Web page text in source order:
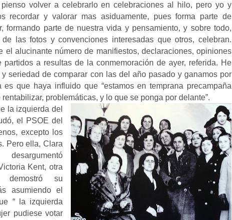
volver a celebrarlo en celebraciones al hilo, pero yo y
recordar y valorar mas asiduamente, pues forma parte de
formando parte de nuestra vida y pensamiento, y sobre todo,
las fotos y convenciones interesadas que otros, celebran.
el alucinante número de manifiestos, declaraciones, opiniones
partidos a resultas de la conmemoración de ayer, referida. He
seriedad de comparar con las del año pasado y ganamos por
que haya influido que “estamos en temprana precampaña
problemáticas, y lo que se ponga por delante”.
la izquierda del
el PSOE del
excepto los
Pero ella, Clara
Kent, otra
su
asumiendo el
“ la izquierda
pudiese votar